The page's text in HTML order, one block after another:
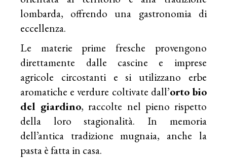
lombarda, offrendo una gastronomia di
eccellenza.
Le materie prime fresche provengono
direttamente dalle cascine e imprese
agricole circostanti e si utilizzano erbe
aromatiche e verdure coltivate dall’orto bio
del giardino, raccolte nel pieno rispetto
della loro stagionalità. In memoria
dell’antica tradizione mugnaia, anche la
pasta è fatta in casa.